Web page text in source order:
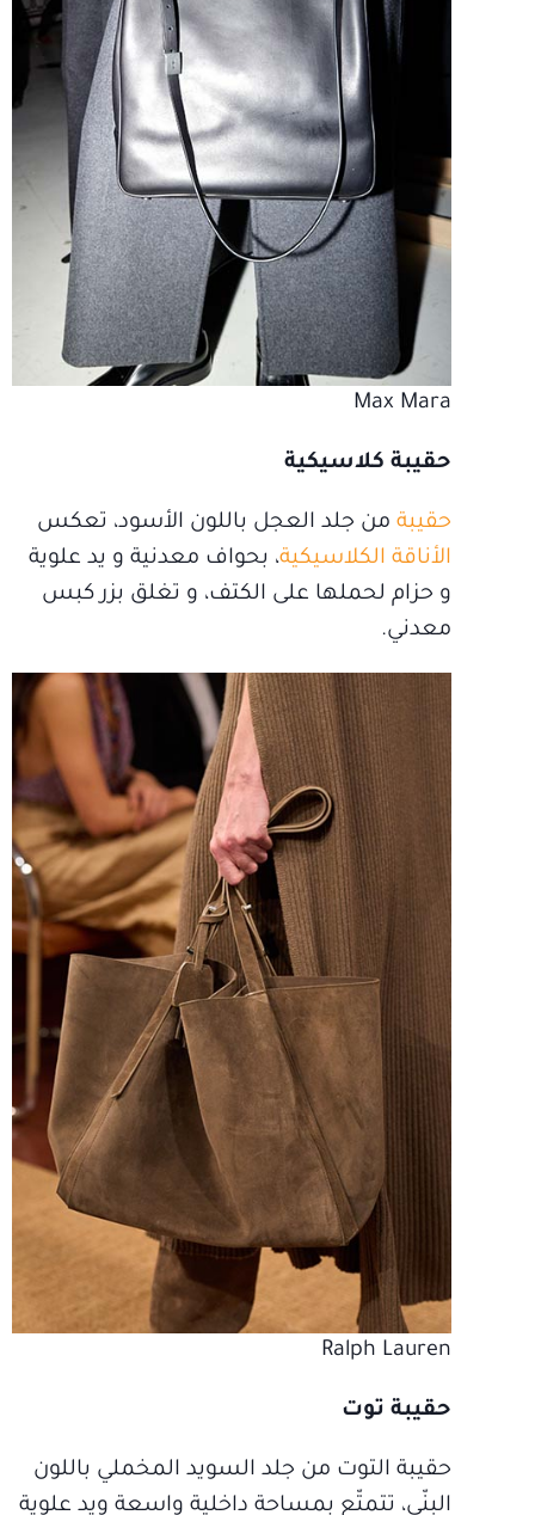
Max Mara
حقيبة كلاسيكية
حقيبة من جلد العجل باللون الأسود، تعكس
الأناقة الكلاسيكية، بحواف معدنية و يد علوية
و حزام لحملها على الكتف، و تغلق بزر كبس
معدني.
Ralph Lauren
حقيبة توت
حقيبة التوت من جلد السويد المخملي باللون
البنّي، تتمتّع بمساحة داخلية واسعة ويد علوية